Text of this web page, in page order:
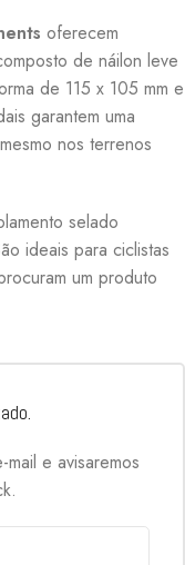
oferecem
de náilon leve
de 115 x 105 mm e
garantem uma
nos terrenos
selado
ideais para ciclistas
um produto
e avisaremos